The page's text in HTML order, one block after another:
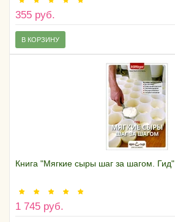
355 руб.
В КОРЗИНУ
Книга "Мягкие сыры шаг за шагом. Гид"
1 745 руб.